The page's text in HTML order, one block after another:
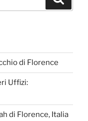
di Florence
Uffizi:
di Florence, Italia